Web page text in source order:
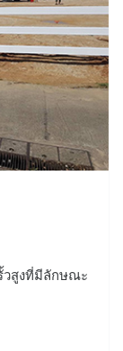
วสูงที่มีลักษณะ